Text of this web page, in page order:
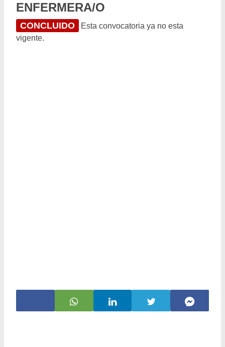
ENFERMERA/O
CONCLUIDO
Esta convocatoria ya no esta
vigente.